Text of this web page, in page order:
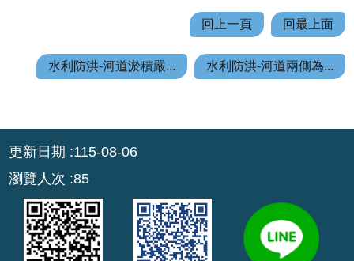
民
服
務
回上一頁 回最上面
水利防洪-河道淤積嚴... 水利防洪-河道兩側為...
更新日期
115-08-06
瀏覽人次
85